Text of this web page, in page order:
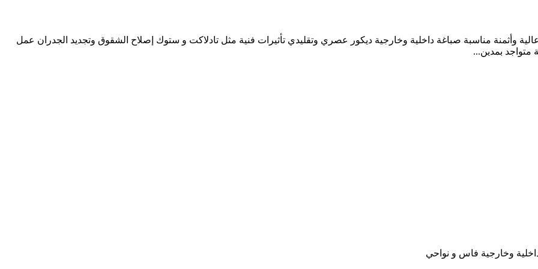
وأثمنة مناسبة صباغة داخلية وخارجية ديكور عصري وتقليدي تأثيرات فنية مثل تادلاكت و ستوك إصلاح الشقوق وتجديد الجدران عمل
بمدين...
وخارجية فاس و نواحي